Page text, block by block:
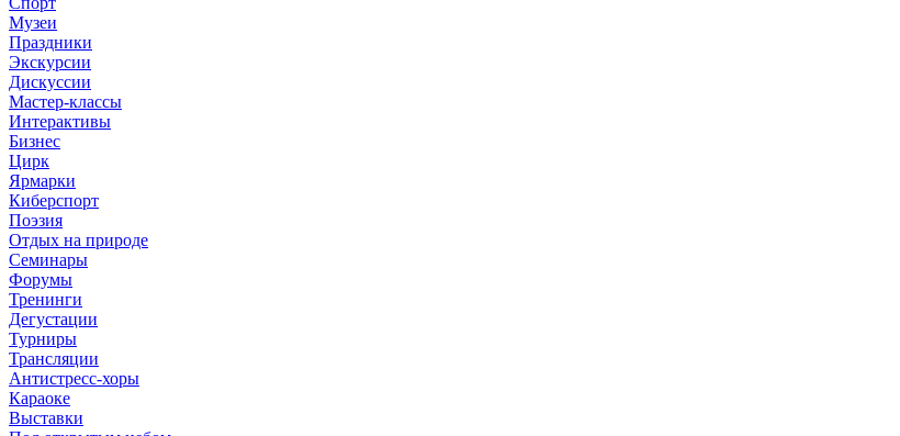
Музеи
Праздники
Экскурсии
Дискуссии
Мастер-классы
Интерактивы
Бизнес
Цирк
Ярмарки
Киберспорт
Поэзия
Отдых на природе
Семинары
Форумы
Тренинги
Дегустации
Турниры
Трансляции
Антистресс-хоры
Караоке
Выставки